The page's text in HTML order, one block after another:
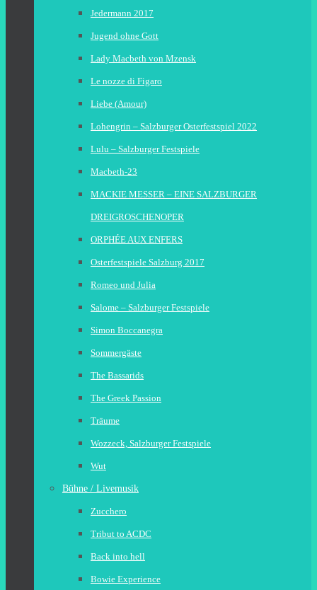
Jedermann 2017
Jugend ohne Gott
Lady Macbeth von Mzensk
Le nozze di Figaro
Liebe (Amour)
Lohengrin – Salzburger Osterfestspiel 2022
Lulu – Salzburger Festspiele
Macbeth-23
MACKIE MESSER – EINE SALZBURGER
DREIGROSCHENOPER
ORPHÉE AUX ENFERS
Osterfestspiele Salzburg 2017
Romeo und Julia
Salome – Salzburger Festspiele
Simon Boccanegra
Sommergäste
The Bassarids
The Greek Passion
Träume
Wozzeck, Salzburger Festspiele
Wut
Bühne / Livemusik
Zucchero
Tribut to ACDC
Back into hell
Bowie Experience